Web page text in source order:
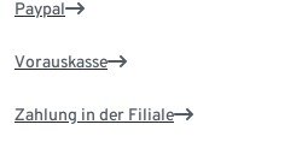
Paypal
Vorauskasse
Zahlung in der Filiale